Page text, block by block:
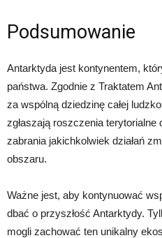
Podsumowanie
Antarktyda jest kontynentem,
państwa. Zgodnie z Traktatem
za wspólną dziedzinę całej
zgłaszają roszczenia
zabrania jakichkolwiek działań
obszaru.
Ważne jest, aby kontynuować
dbać o przyszłość Antarktydy.
mogli zachować ten unikalny